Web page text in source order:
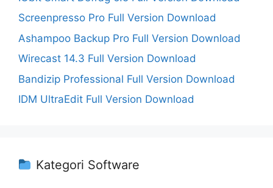
Screenpresso Pro Full Version Download
Ashampoo Backup Pro Full Version Download
Wirecast 14.3 Full Version Download
Bandizip Professional Full Version Download
IDM UltraEdit Full Version Download
Kategori Software